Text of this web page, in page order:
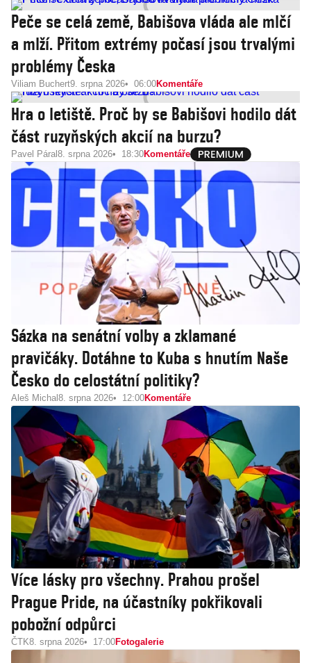
Peče se celá země, Babišova vláda ale mlčí
a mlží. Přitom extrémy počasí jsou trvalými
problémy Česka
Viliam Buchert9. srpna 2026 06:00Komentáře
Hra o letiště. Proč by se Babišovi hodilo dát
část ruzyňských akcií na burzu?
Pavel Páral 8. srpna 2026 18:30Komentáře
Sázka na senátní volby a zklamané
pravičáky. Dotáhne to Kuba s hnutím Naše
Česko do celostátní politiky?
Aleš Michal 8. srpna 2026 12:00Komentáře
Více lásky pro všechny. Prahou prošel
Prague Pride, na účastníky pokřikovali
pobožní odpůrci
ČTK8. srpna 2026 17:00Fotogalerie